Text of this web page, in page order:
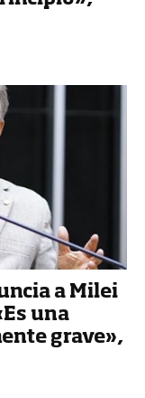
a Milei
una
grave»,